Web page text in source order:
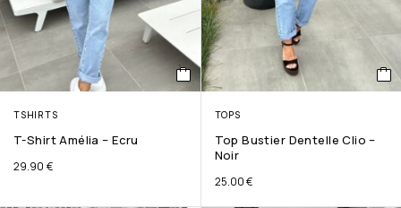
TSHIRTS
T-Shirt Amélia – Ecru
29.90 €
TOPS
Top Bustier Dentelle Clio –
Noir
25.00€